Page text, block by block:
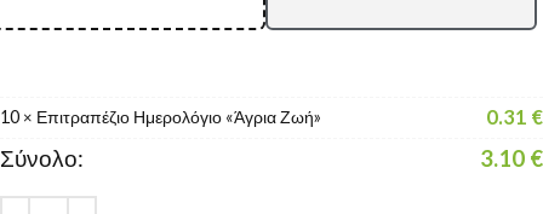
10 × Επιτραπέζιο Ημερολόγιο «Άγρια Ζωή» 0.31 €
Σύνολο: 3.10 €